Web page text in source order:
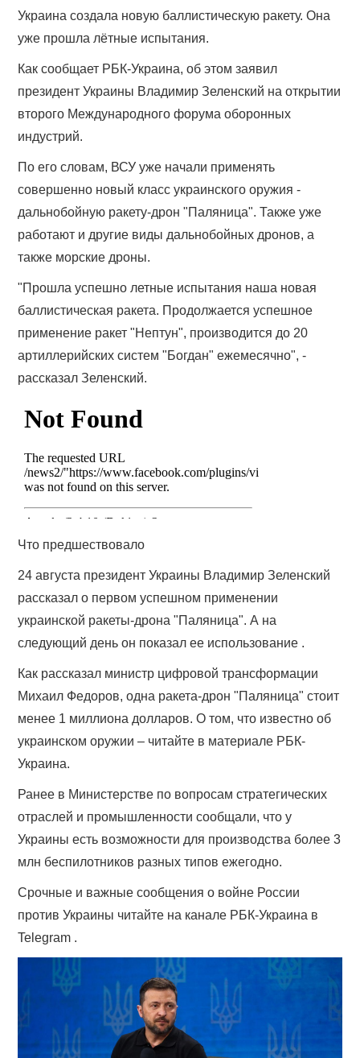
Украина создала новую баллистическую ракету. Она
уже прошла лётные испытания.
Как сообщает РБК-Украина, об этом заявил
президент Украины Владимир Зеленский на открытии
второго Международного форума оборонных
индустрий.
По его словам, ВСУ уже начали применять
совершенно новый класс украинского оружия -
дальнобойную ракету-дрон "Паляница". Также уже
работают и другие виды дальнобойных дронов, а
также морские дроны.
"Прошла успешно летные испытания наша новая
баллистическая ракета. Продолжается успешное
применение ракет "Нептун", производится до 20
артиллерийских систем "Богдан" ежемесячно", -
рассказал Зеленский.
Что предшествовало
24 августа президент Украины Владимир Зеленский
рассказал о первом успешном применении
украинской ракеты-дрона "Паляница". А на
следующий день он показал ее использование .
Как рассказал министр цифровой трансформации
Михаил Федоров, одна ракета-дрон "Паляница" стоит
менее 1 миллиона долларов. О том, что известно об
украинском оружии – читайте в материале РБК-
Украина.
Ранее в Министерстве по вопросам стратегических
отраслей и промышленности сообщали, что у
Украины есть возможности для производства более 3
млн беспилотников разных типов ежегодно.
Срочные и важные сообщения о войне России
против Украины читайте на канале РБК-Украина в
Telegram .